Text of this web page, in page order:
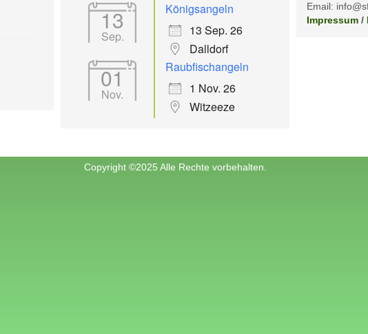
13
Sep.
Königsangeln
13 Sep. 26
Dalldorf
01
Nov.
Raubfischangeln
1 Nov. 26
Witzeeze
Email:
Impressum/
Copyright ©2025 Alle Rechte vorbehalten.